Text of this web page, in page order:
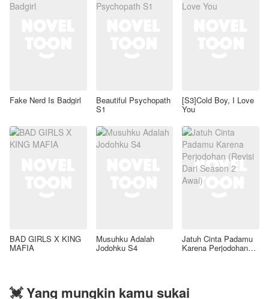
Fake Nerd Is Badgirl Beautiful Psychopath
S1
[S3]Cold Boy, I Love
You
BAD GIRLS X KING
MAFIA
Musuhku Adalah
Jodohku S4
Jatuh Cinta Padamu
Karena Perjodohan
💓 Yang mungkin kamu sukai